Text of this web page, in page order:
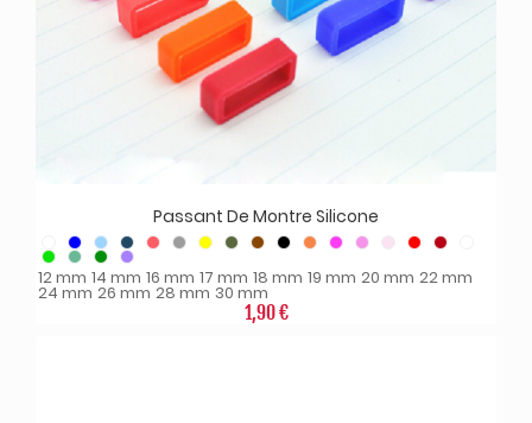
Passant De Montre Silicone
12 mm 14 mm 16 mm 17 mm 18 mm 19 mm 20 mm 22 mm
24 mm 26 mm 28 mm 30 mm
1,90 €